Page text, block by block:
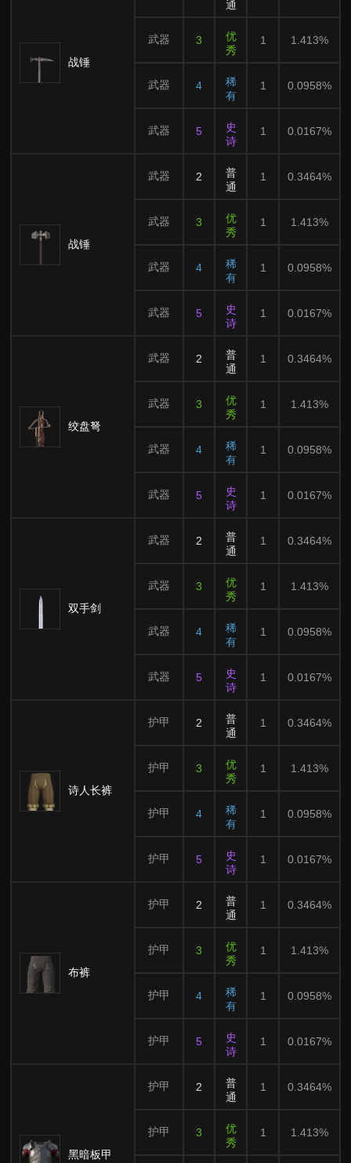
战锤
通
武器 3
优
秀
1 1.413%
武器 4
稀
有
1 0.0958%
武器 5
史
诗
1 0.0167%
战锤
武器 2
普
通
1 0.3464%
武器 3
优
秀
1 1.413%
武器 4
稀
有
1 0.0958%
武器 5
史
诗
1 0.0167%
绞盘弩
武器 2
普
通
1 0.3464%
武器 3
优
秀
1 1.413%
武器 4
稀
有
1 0.0958%
武器 5
史
诗
1 0.0167%
双手剑
武器 2
普
通
1 0.3464%
武器 3
优
秀
1 1.413%
武器 4
稀
有
1 0.0958%
武器 5
史
诗
1 0.0167%
诗人长裤
护甲 2
普
通
1 0.3464%
护甲 3
优
秀
1 1.413%
护甲 4
稀
有
1 0.0958%
护甲 5
史
诗
1 0.0167%
布裤
护甲 2
普
通
1 0.3464%
护甲 3
优
秀
1 1.413%
护甲 4
稀
有
1 0.0958%
护甲 5
史
诗
1 0.0167%
黑暗板甲
护甲 2
普
通
1 0.3464%
护甲 3
优
秀
1 1.413%